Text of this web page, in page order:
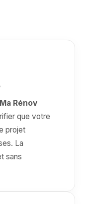
Ma Rénov
que votre
projet
La
sans